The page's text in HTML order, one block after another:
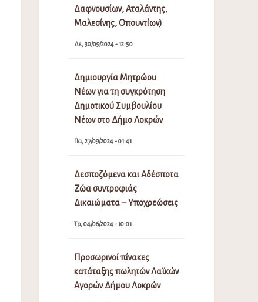
Δαφνουσίων, Αταλάντης,
Μαλεσίνης, Οπουντίων)
Δε, 30/09/2024 - 12:50
Δημιουργία Μητρώου
Νέων για τη συγκρότηση
Δημοτικού Συμβουλίου
Νέων στο Δήμο Λοκρών
Πα, 27/09/2024 - 01:41
Δεσποζόμενα και Αδέσποτα
Ζώα συντροφιάς
Δικαιώματα – Υποχρεώσεις
Τρ, 04/06/2024 - 10:01
Προσωρινοί πίνακες
κατάταξης πωλητών Λαϊκών
Αγορών Δήμου Λοκρών